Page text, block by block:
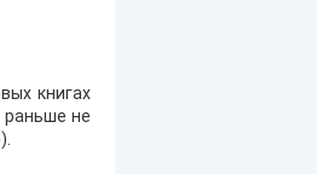
книгах
раньше не
).